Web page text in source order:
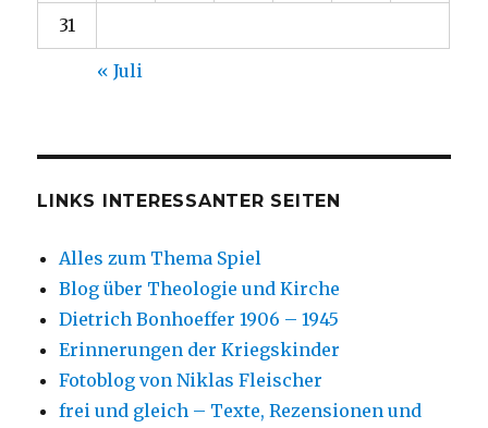
31
« Juli
LINKS INTERESSANTER SEITEN
Alles zum Thema Spiel
Blog über Theologie und Kirche
Dietrich Bonhoeffer 1906 – 1945
Erinnerungen der Kriegskinder
Fotoblog von Niklas Fleischer
frei und gleich – Texte, Rezensionen und